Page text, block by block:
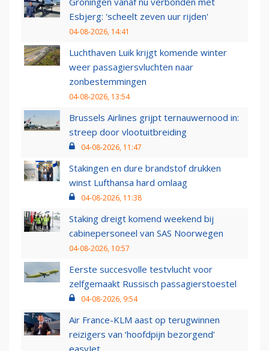
Esbjerg: 'scheelt zeven uur rijden'
04-08-2026, 14:41
Luchthaven Luik krijgt komende winter
weer passagiersvluchten naar
zonbestemmingen
04-08-2026, 13:54
Brussels Airlines grijpt ternauwernood in:
streep door vlootuitbreiding
04-08-2026, 11:47
Stakingen en dure brandstof drukken
winst Lufthansa hard omlaag
04-08-2026, 11:38
Staking dreigt komend weekend bij
cabinepersoneel van SAS Noorwegen
04-08-2026, 10:57
Eerste succesvolle testvlucht voor
zelfgemaakt Russisch passagierstoestel
04-08-2026, 9:54
Air France-KLM aast op terugwinnen
reizigers van ‘hoofdpijn bezorgend’